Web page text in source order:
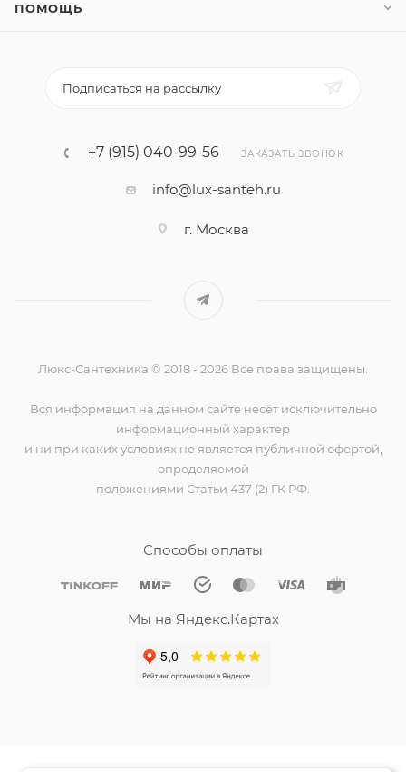
ПОМОЩЬ
Подписаться на рассылку
+7 (915) 040-99-56 ЗАКАЗАТЬ ЗВОНОК
info@lux-santeh.ru
г. Москва
Люкс-Сантехника © 2018 - 2026 Все права защищены.
Вся информация на данном сайте несёт исключительно
информационный характер
и ни при каких условиях не является публичной офертой,
определяемой
положениями Статьи 437 (2) ГК РФ.
Способы оплаты
Мы на Яндекс.Картах